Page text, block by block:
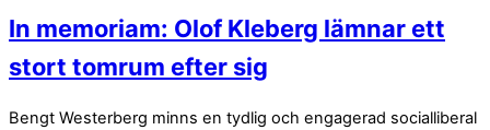
In memoriam: Olof Kleberg lämnar ett
stort tomrum efter sig
Bengt Westerberg minns en tydlig och engagerad socialliberal